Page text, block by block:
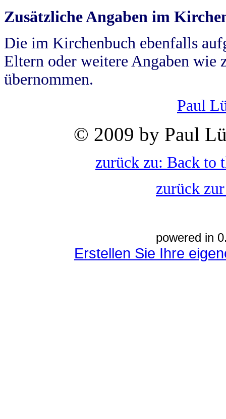
Zusätzliche Angaben im
Die im Kirchenbuch ebenfalls
Eltern oder weitere Angaben wie
übernommen.
Paul
© 2009 by Paul
zurück zu: Back to
zurück
powered in
Erstellen Sie Ihre